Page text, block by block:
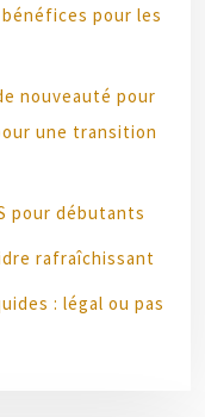
pour les
nouveauté pour
une transition
pour débutants
rafraîchissant
: légal ou pas